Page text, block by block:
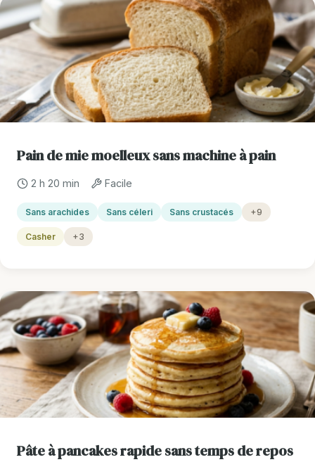
Pain de mie moelleux sans machine à pain
2 h 20 min Facile
Sans arachides Sans céleri Sans crustacés +9
Casher +3
Pâte à pancakes rapide sans temps de repos